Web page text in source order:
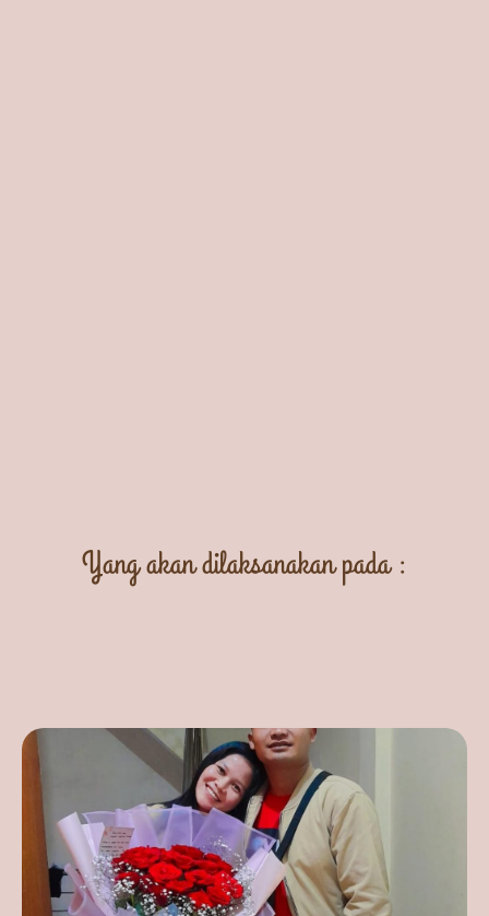
Yang akan dilaksanakan pada :